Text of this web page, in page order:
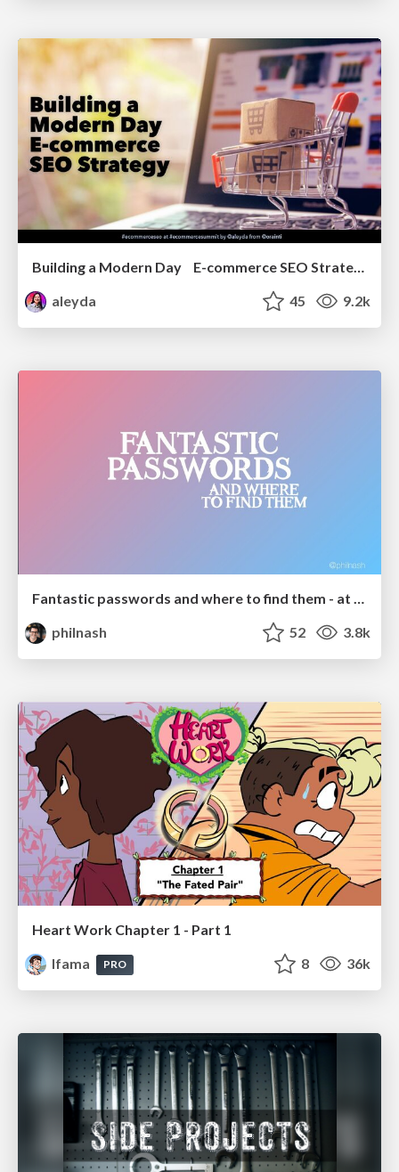
aleyda
45 9.2k
Fantastic passwords and where to find them - at NoRuKo
philnash
52 3.8k
Heart Work Chapter 1 - Part 1
lfama
PRO 8 36k